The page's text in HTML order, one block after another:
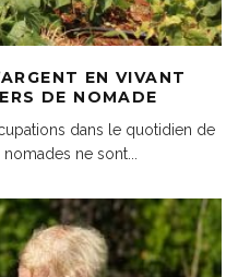
EN VIVANT
DE NOMADE
dans le quotidien de
ne sont...